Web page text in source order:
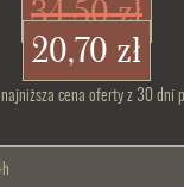
34,50 zł
20,70 zł
cena oferty z 30 dni